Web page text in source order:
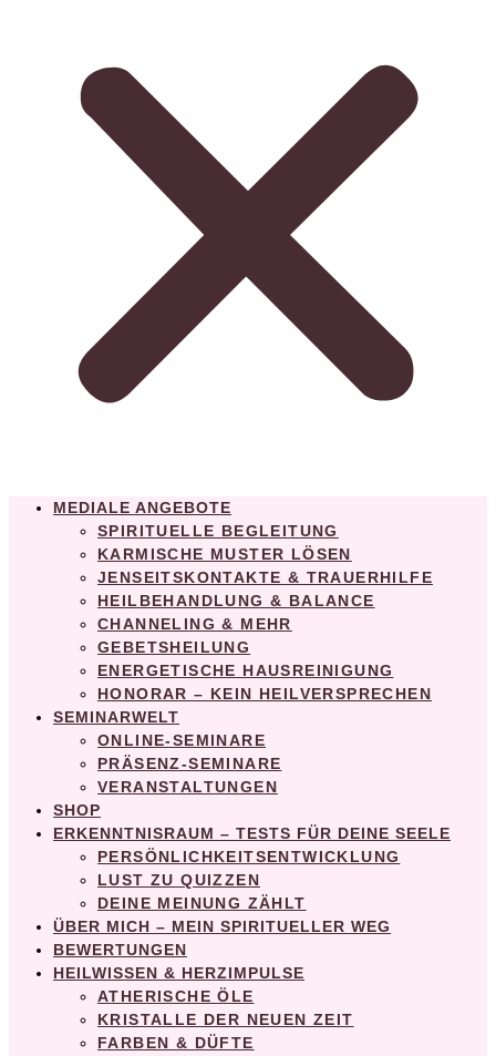
MEDIALE ANGEBOTE
SPIRITUELLE BEGLEITUNG
KARMISCHE MUSTER LÖSEN
JENSEITSKONTAKTE & TRAUERHILFE
HEILBEHANDLUNG & BALANCE
CHANNELING & MEHR
GEBETSHEILUNG
ENERGETISCHE HAUSREINIGUNG
HONORAR – KEIN HEILVERSPRECHEN
SEMINARWELT
ONLINE-SEMINARE
PRÄSENZ-SEMINARE
VERANSTALTUNGEN
SHOP
ERKENNTNISRAUM – TESTS FÜR DEINE SEELE
PERSÖNLICHKEITSENTWICKLUNG
LUST ZU QUIZZEN
DEINE MEINUNG ZÄHLT
ÜBER MICH – MEIN SPIRITUELLER WEG
BEWERTUNGEN
HEILWISSEN & HERZIMPULSE
ATHERISCHE ÖLE
KRISTALLE DER NEUEN ZEIT
FARBEN & DÜFTE